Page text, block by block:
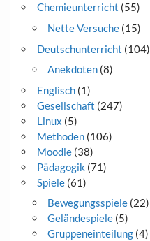
Chemieunterricht (55)
Nette Versuche(15)
Deutschunterricht (104)
Anekdoten(8)
Englisch(1)
Gesellschaft (247)
Linux (5)
Methoden(106)
Moodle(38)
Pädagogik (71)
Spiele(61)
Bewegungsspiele(22)
Geländespiele(5)
Gruppeneinteilung(4)